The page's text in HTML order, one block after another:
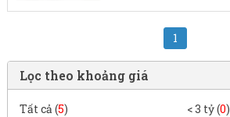
1
Lọc theo khoảng giá
Tất cả (5) < 3 tỷ (0)